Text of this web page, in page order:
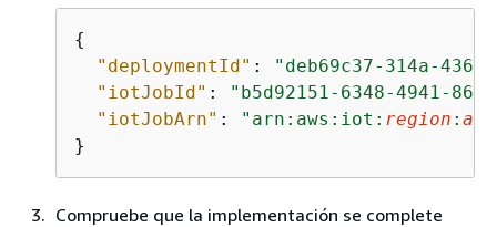
{
"deploymentId" :
"deb69c37-314a-
"iotJobId" :
"b5d92151-6348-4941-
"iotJobArn" : "arn:aws:iot: region :
}
Compruebe que la implementación se complete